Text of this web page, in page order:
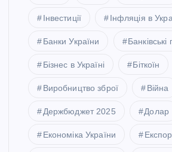
Інвестиції Інфляція в
Банки України Банківські
Бізнес в Україні Біткоїн
Виробництво зброї Війна
Держбюджет 2025 Долар
Економіка України